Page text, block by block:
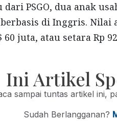
PSGO, dua anak
di Inggris.
juta, atau setara Rp
Ini Artikel
sampai tuntas artikel ini,
Sudah Berlangganan?